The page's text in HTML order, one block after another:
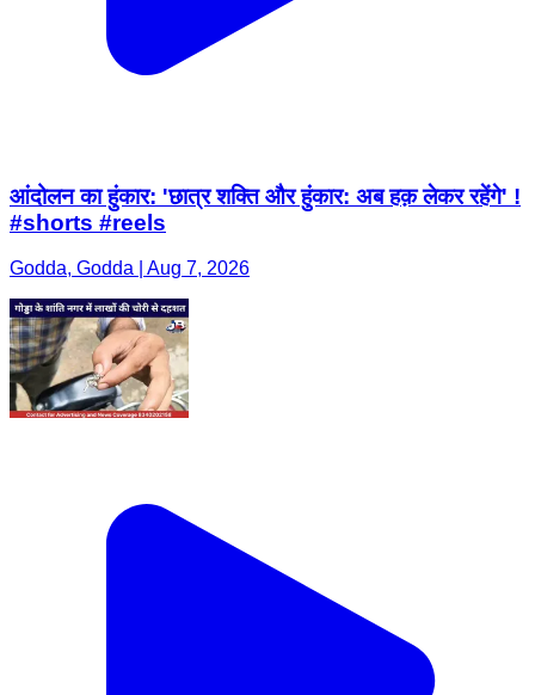
आंदोलन का हुंकार: 'छात्र शक्ति और हुंकार: अब हक़ लेकर रहेंगे' !
#shorts #reels
Godda, Godda | Aug 7, 2026